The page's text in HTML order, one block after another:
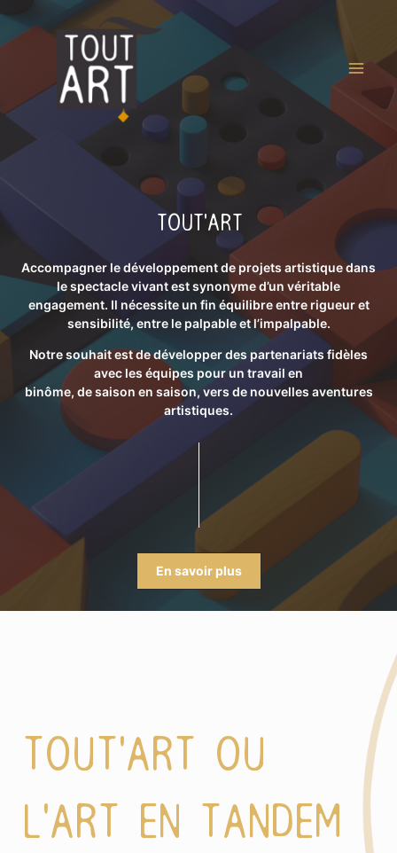
TOUT'ART
Accompagner le développement de projets artistique dans
le spectacle vivant est synonyme d’un véritable
engagement. Il nécessite un fin équilibre entre rigueur et
sensibilité, entre le palpable et l’impalpable.
Notre souhait est de développer des partenariats fidèles
avec les équipes pour un travail en
binôme, de saison en saison, vers de nouvelles aventures
artistiques.
En savoir plus
TOUT'ART OU
L'ART EN TANDEM